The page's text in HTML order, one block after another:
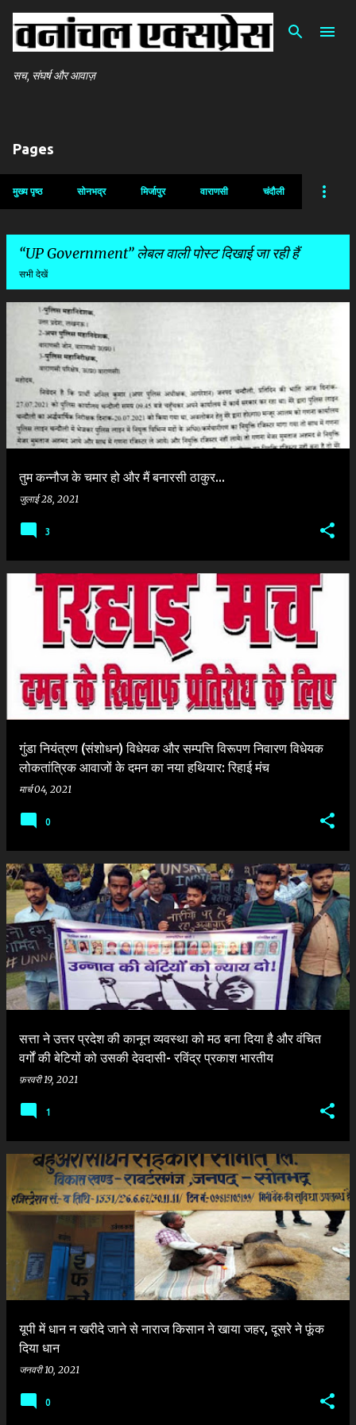
सीधे मुख्य सामग्री पर जाएं
सच, संघर्ष और आवाज़
Pages
मुख्य पृष्ठ सोनभद्र मिर्जापुर वाराणसी चंदौली
UP Government लेबल वाली पोस्ट दिखाई जा रही हैं
सभी देखें
तुम कन्नौज के चमार हो और मैं बनारसी ठाकुर...
जुलाई 28, 2021
3
गुंडा नियंत्रण (संशोधन) विधेयक और सम्पत्ति विरूपण निवारण विधेयक
लोकतांत्रिक आवाजों के दमन का नया हथियार: रिहाई मंच
मार्च 04, 2021
0
सत्ता ने उत्तर प्रदेश की कानून व्यवस्था को मठ बना दिया है और वंचित
वर्गों की बेटियों को उसकी देवदासी- रविंद्र प्रकाश भारतीय
फ़रवरी 19, 2021
1
यूपी में धान न खरीदे जाने से नाराज किसान ने खाया जहर, दूसरे ने फूंक
दिया धान
जनवरी 10, 2021
0